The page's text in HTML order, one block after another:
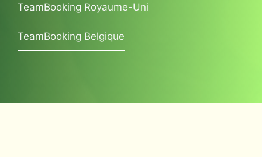
TeamBooking Royaume-Uni
TeamBooking Belgique